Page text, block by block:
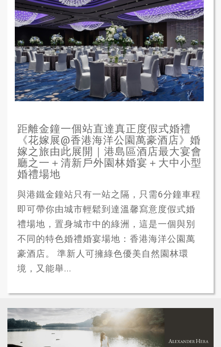
距離金鐘一個站直達真正度假式婚禮
《花嫁展@香港海洋公園萬豪酒店》婚
嫁之旅由此展開｜港島區酒店最大宴會
廳之一＋清新戶外園林婚宴＋大中小型
婚禮場地
與港鐵金鐘站只有一站之隔，只需6分鐘車程
即可帶你由城市輕鬆到達溫馨寫意度假式婚
禮場地，置身城市中的綠洲，這是一個與別
不同的特色婚禮婚宴場地：香港海洋公園萬
豪酒店。 準新人可擁綠色優美自然園林環
境，又能舉...